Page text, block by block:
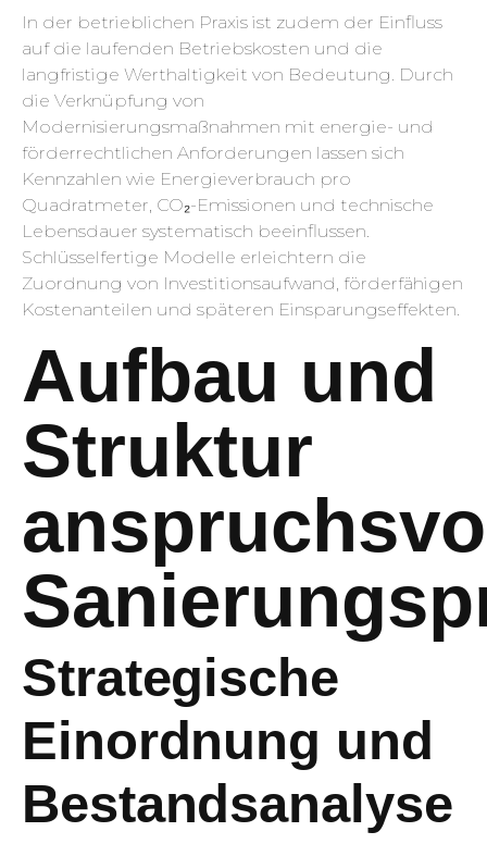
In der betrieblichen Praxis ist zudem der Einfluss
auf die laufenden Betriebskosten und die
langfristige Werthaltigkeit von Bedeutung. Durch
die Verknüpfung von
Modernisierungsmaßnahmen mit energie- und
förderrechtlichen Anforderungen lassen sich
Kennzahlen wie Energieverbrauch pro
Quadratmeter, CO₂-Emissionen und technische
Lebensdauer systematisch beeinflussen.
Schlüsselfertige Modelle erleichtern die
Zuordnung von Investitionsaufwand, förderfähigen
Kostenanteilen und späteren Einsparungseffekten.
Aufbau und
Struktur
Strategische
Einordnung und
Bestandsanalyse